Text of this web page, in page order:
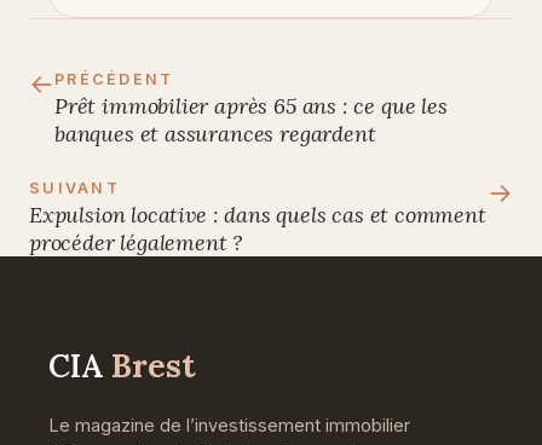
← PRÉCÉDENT
Prêt immobilier après 65 ans : ce que les
banques et assurances regardent
SUIVANT
Expulsion locative : dans quels cas et comment
procéder légalement ?
→
CIA Brest
Le magazine de l’investissement immobilier